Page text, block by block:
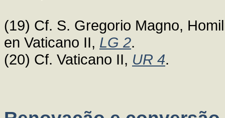
(19) Cf. S. Gregorio Magno,
en Vaticano II, LG 2.
(20) Cf. Vaticano II, UR 4.